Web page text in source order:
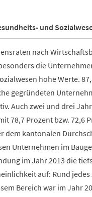
und
nach
die
hohe Werte.
gegründeten
Auch zwei und drei
78,7 Prozent bzw. 72,6
dem kantonalen
Unternehmen im
im Jahr 2013 die
auf: Rund jedes
Bereich war im Jahr